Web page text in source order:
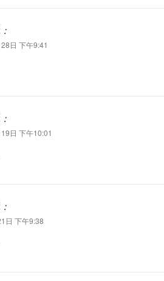
日 下午9:41
日 下午10:01
日 下午9:38